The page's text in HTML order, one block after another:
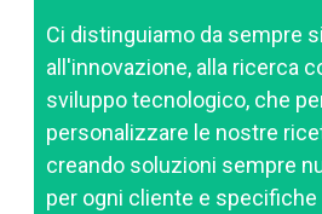
Ci distinguiamo da sempre
all'innovazione, alla ricerca
sviluppo tecnologico, che
personalizzare le nostre
creando soluzioni sempre
per ogni cliente e